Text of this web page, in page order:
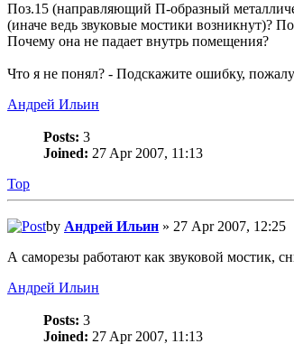
Поз.15 (направляющий П-образный
(иначе ведь звуковые мостики возникнут)?
Почему она не падает внутрь помещения?
Что я не понял? - Подскажите ошибку,
Андрей Ильин
Posts: 3
Joined: 27 Apr 2007, 11:13
Top
by Андрей Ильин » 27 Apr 2007, 12:25
А саморезы работают как звуковой мостик,
Андрей Ильин
Posts: 3
Joined: 27 Apr 2007, 11:13